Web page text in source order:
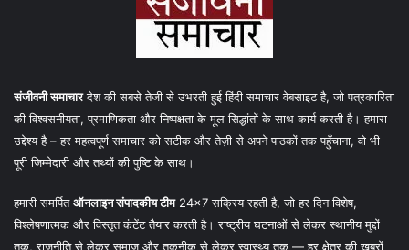
संजीवनी समाचारदेश की सबसे तेजी से उभरती हुई हिंदी समाचार वेबसाइट है, जो पत्रकारिता
की विश्वसनीयता, प्रमाणिकता और निष्पक्षता के मूल सिद्धांतों के साथ कार्य करती है। हमारा
उद्देश्य है – हर महत्वपूर्ण समाचार को सटीक और तेज़ी से अपने पाठकों तक पहुँचाना, वो भी
पूरी जिम्मेदारी और तथ्यों की पुष्टि के साथ।
हमारी समर्पितऑनलाइन संपादकीय टीम24×7 सक्रिय रहती है, जो हर दिन विशेष,
विश्लेषणात्मक और विस्तृत कंटेंट तैयार करती है। राष्ट्रीय घटनाओं से लेकर स्थानीय मुद्दों
तक, राजनीति से लेकर समाज और तकनीक से लेकर स्वास्थ्य तक — हर क्षेत्र की खबरों